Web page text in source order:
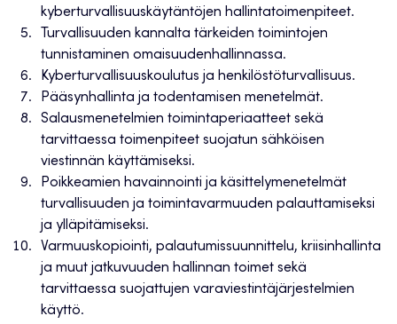
kyberturvallisuuskäytäntöjen hallintatoimenpiteet.
Turvallisuuden kannalta tärkeiden toimintojen
tunnistaminen omaisuudenhallinnassa.
Kyberturvallisuuskoulutus ja henkilöstöturvallisuus.
Pääsynhallinta ja todentamisen menetelmät.
Salausmenetelmien toimintaperiaatteet sekä
tarvittaessa toimenpiteet suojatun sähköisen
viestinnän käyttämiseksi.
Poikkeamien havainnointi ja käsittelymenetelmät
turvallisuuden ja toimintavarmuuden palauttamiseksi
ja ylläpitämiseksi.
Varmuuskopiointi, palautumissuunnittelu, kriisinhallinta
ja muut jatkuvuuden hallinnan toimet sekä
tarvittaessa suojattujen varaviestintäjärjestelmien
käyttö.